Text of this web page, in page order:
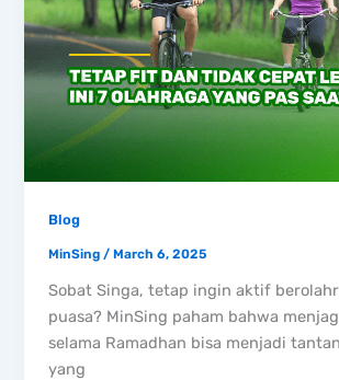
Blog
MinSing/March 6, 2025
Sobat Singa, tetap ingin aktif
puasa? MinSing paham bahwa
selama Ramadhan bisa menjadi
yang